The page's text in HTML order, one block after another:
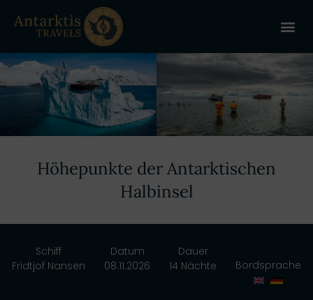
Höhepunkte der Antarktischen
Halbinsel
Schiff
Fridtjof Nansen
Datum
08.11.2026
Dauer
14 Nächte
Bordsprache